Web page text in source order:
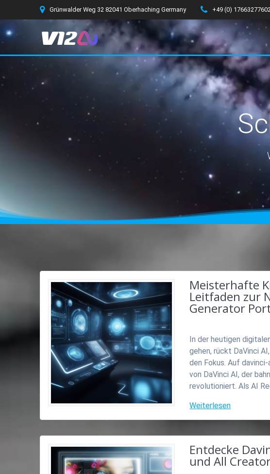
springen
Grünwalder Weg 32 82041 Oberhaching Germany +49 (0)
Meisterhafte
Leitfaden zur
Generator
In der heutigen
gehen, rückt DaVinci
den Fokus. Auf
von DaVinci AI, der
revolutioniert. Als AI
Weiterlesen
Entdecke
und All